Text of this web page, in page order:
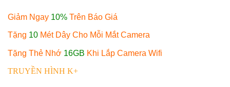
Giảm Ngay 10% Trên Báo Giá
Tặng 10 Mét Dây Cho Mỗi Mắt Camera
Tặng Thẻ Nhớ 16GB Khi Lắp Camera Wifi
TRUYỀN HÌNH K+